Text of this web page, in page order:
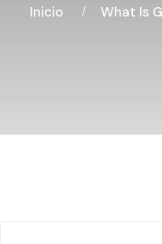
Inicio What Is